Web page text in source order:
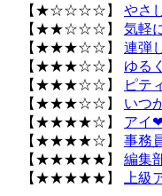
【★☆☆☆☆】 やさ
【★★☆☆☆】 気軽
【★★★☆☆】 連弾
【★★★☆☆】 ゆる
【★★★☆☆】
ピテ
【★★★☆☆】 いつ
【★★★★☆】 アイ
【★★★★☆】 事務
【★★★★★】 編集
【★★★★★】
上級